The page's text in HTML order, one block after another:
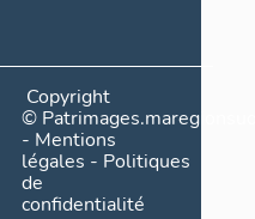
Copyright
©
- Mentions
légales - Politiques
de
confidentialité